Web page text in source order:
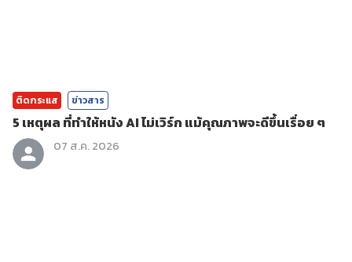
ติดกระแส ข่าวสาร
5 เหตุผล ที่ทำให้หนัง AI ไม่เวิร์ก แม้คุณภาพจะดีขึ้นเรื่อย ๆ
07 ส.ค. 2026